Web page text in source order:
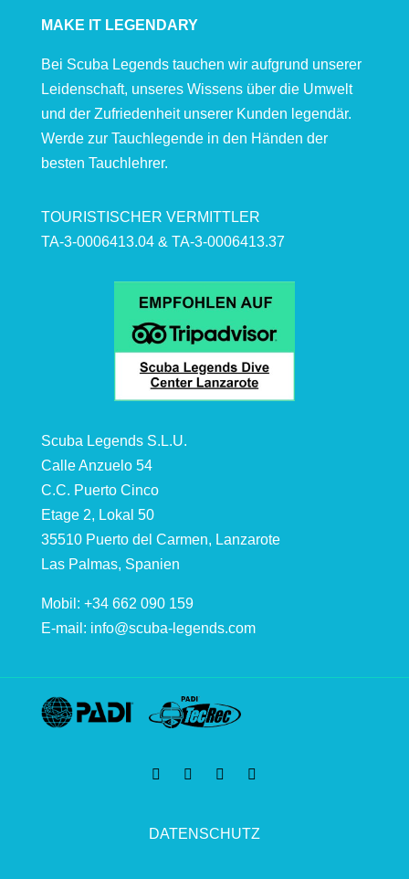
MAKE IT LEGENDARY
Bei Scuba Legends tauchen wir aufgrund unserer
Leidenschaft, unseres Wissens über die Umwelt
und der Zufriedenheit unserer Kunden legendär.
Werde zur Tauchlegende in den Händen der
besten Tauchlehrer.
TOURISTISCHER VERMITTLER
TA-3-0006413.04 & TA-3-0006413.37
Scuba Legends S.L.U.
Calle Anzuelo 54
C.C. Puerto Cinco
Etage 2, Lokal 50
35510 Puerto del Carmen, Lanzarote
Las Palmas, Spanien
Mobil: +34 662 090 159
E-mail: info@scuba-legends.com
DATENSCHUTZ